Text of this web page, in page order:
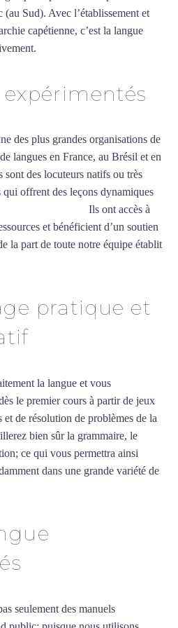
(au Sud). Avec l’établissement et
capétienne, c’est la langue
expérimentés
des plus grandes organisations de
langues en France, au Brésil et en
des locuteurs natifs ou très
qui offrent des leçons dynamiques
Ils ont accès à
et bénéficient d’un soutien
la part de toute notre équipe établit
pratique et
la langue et vous
le premier cours à partir de jeux
et de résolution de problèmes de la
bien sûr la grammaire, le
ce qui vous permettra ainsi
dans une grande variété de
seulement des manuels